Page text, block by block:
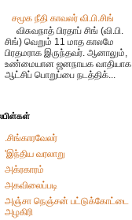
சமூக நீதி காவலர் வி.பி.சிங்
விசுவநாத் பிரதாப் சிங் (வி.பி.
சிங்) வெறும் 11 மாத காலமே
பிரதமராக இருந்தவர். ஆனாலும்,
உண்மையான ஜனநாயக வாதியாக
ஆட்சிப் பொறுப்பை நடத்திக்...
.சிங்காரவேலர்
'இந்திய வரலாறு
அக்ரகாரம்
அகவிலைப்படி
அஞ்சா நெஞ்சன் பட்டுக்கோட்டை
அழகிரி